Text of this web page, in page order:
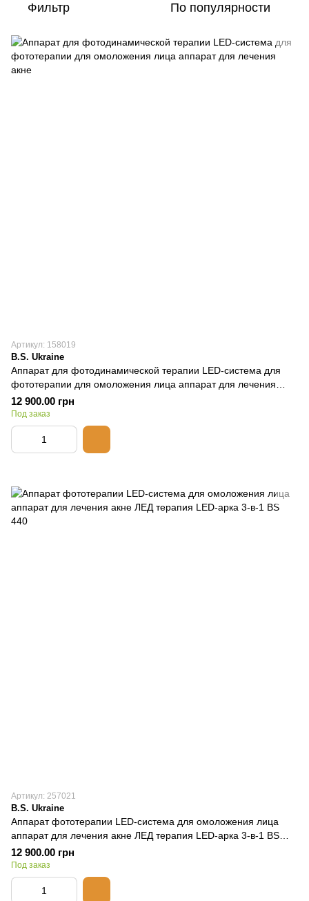
Фильтр По популярности
Артикул: 158019
B.S. Ukraine
Аппарат для фотодинамической терапии LED-система для
фототерапии для омоложения лица аппарат для лечения
акне
12 900.00 грн
Под заказ
Артикул: 257021
B.S. Ukraine
Аппарат фототерапии LED-система для омоложения лица
аппарат для лечения акне ЛЕД терапия LED-арка 3-в-1 BS
440
12 900.00 грн
Под заказ